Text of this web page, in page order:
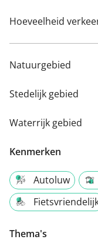
Hoeveelheid
Natuurgebied
Stedelijk gebied
Waterrijk gebied
Kenmerken
Autoluw
Thema's